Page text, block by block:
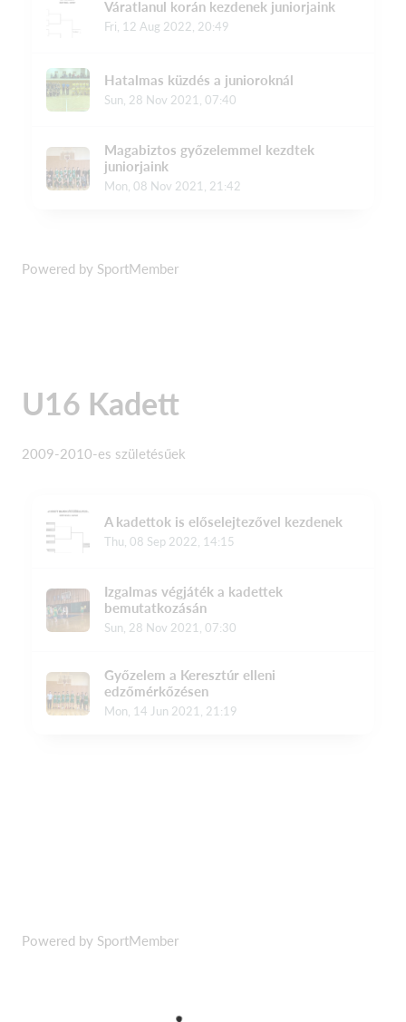
Powered by SportMember
U16 Kadett
2009-2010-es születésűek
Powered by SportMember